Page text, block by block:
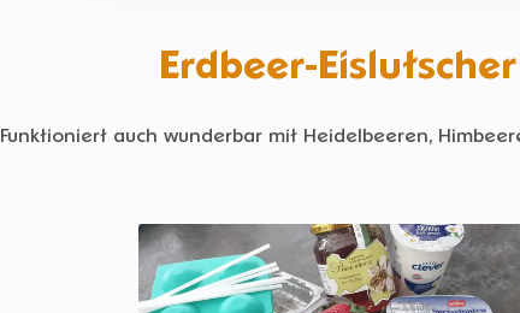
Erdbeer-Eislutscher
Funktioniert auch wunderbar mit Heidelbeeren,